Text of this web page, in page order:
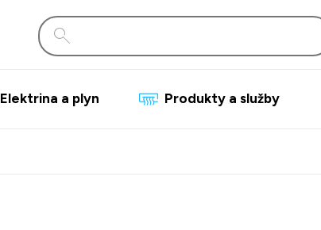
Elektrina a plyn Produkty a služby